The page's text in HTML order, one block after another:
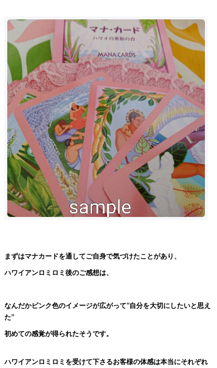
まずはマナカードを通してご自身で気づけたことがあり、
ハワイアンロミロミ後のご感想は、
なんだかピンク色のイメージが広がって”自分を大切にしたいと思え
た”
初めての感覚が得られたそうです。
ハワイアンロミロミを受けて下さるお客様の体感は本当にそれぞれ